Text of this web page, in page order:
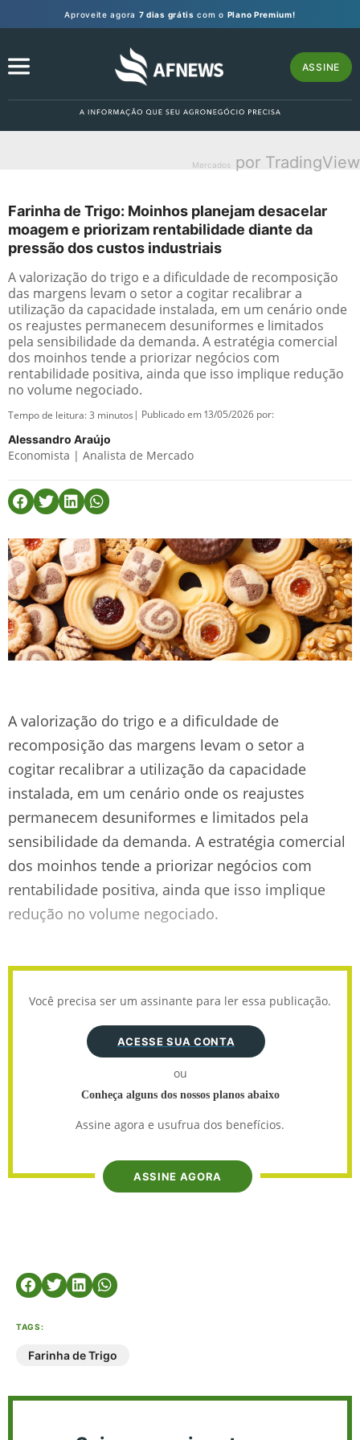
Aproveite agora 7 dias grátis com o Plano Premium!
ASSINE
Mercados por TradingView
Farinha de Trigo: Moinhos planejam desacelar
moagem e priorizam rentabilidade diante da
pressão dos custos industriais
A valorização do trigo e a dificuldade de recomposição
das margens levam o setor a cogitar recalibrar a
utilização da capacidade instalada, em um cenário onde
os reajustes permanecem desuniformes e limitados
pela sensibilidade da demanda. A estratégia comercial
dos moinhos tende a priorizar negócios com
rentabilidade positiva, ainda que isso implique redução
no volume negociado.
Tempo de leitura:3 minutos | Publicado em 13/05/2026 por:
Alessandro Araújo
Economista | Analista de Mercado
A valorização do trigo e a dificuldade de
recomposição das margens levam o setor a
cogitar recalibrar a utilização da capacidade
instalada, em um cenário onde os reajustes
permanecem desuniformes e limitados pela
sensibilidade da demanda. A estratégia comercial
dos moinhos tende a priorizar negócios com
rentabilidade positiva, ainda que isso implique
redução no volume negociado.
Você precisa ser um assinante para ler essa publicação.
ACESSE SUA CONTA
ou
Conheça alguns dos nossos planos abaixo
Assine agora e usufrua dos benefícios.
ASSINE AGORA
TAGS:
Farinha de Trigo